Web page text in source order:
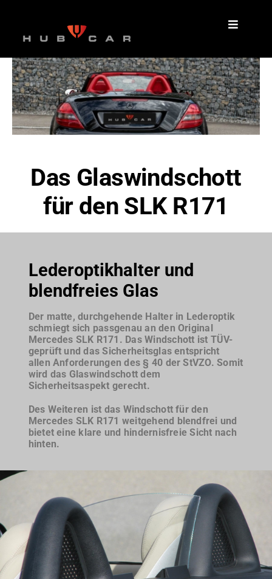
Das Glaswindschott
für den SLK R171
Lederoptikhalter und
blendfreies Glas
Der matte, durchgehende Halter in Lederoptik
schmiegt sich passgenau an den Original
Mercedes SLK R171. Das Windschott ist TÜV-
geprüft und das Sicherheitsglas entspricht
allen Anforderungen des § 40 der StVZO. Somit
wird das Glaswindschott dem
Sicherheitsaspekt gerecht.
Des Weiteren ist das Windschott für den
Mercedes SLK R171 weitgehend blendfrei und
bietet eine klare und hindernisfreie Sicht nach
hinten.